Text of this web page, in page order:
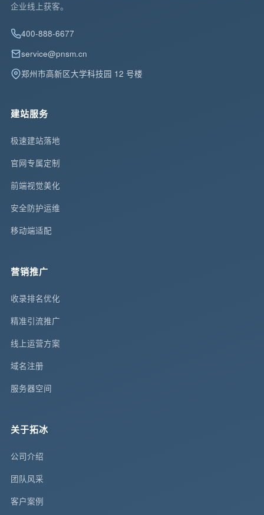
企业线上获客。
400-888-6677
service@pnsm.cn
郑州市高新区大学科技园 12 号楼
建站服务
极速建站落地
官网专属定制
前端视觉美化
安全防护运维
移动端适配
营销推广
收录排名优化
精准引流推广
线上运营方案
域名注册
服务器空间
关于拓冰
公司介绍
团队风采
客户案例